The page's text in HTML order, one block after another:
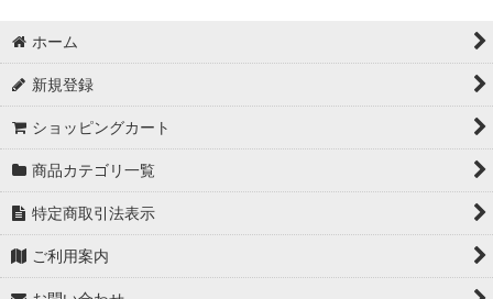
ホーム
新規登録
ショッピングカート
商品カテゴリ一覧
特定商取引法表示
ご利用案内